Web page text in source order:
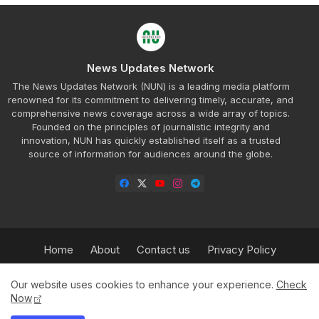
News Updates Network
The News Updates Network (NUN) is a leading media platform
renowned for its commitment to delivering timely, accurate, and
comprehensive news coverage across a wide array of topics.
Founded on the principles of journalistic integrity and
innovation, NUN has quickly established itself as a trusted
source of information for audiences around the globe.
Home About Contact us
Privacy Policy
Our website uses cookies to enhance your experience. Check
Now